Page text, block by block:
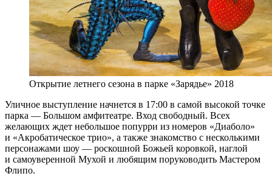
Открытие летнего сезона в парке «Зарядье» 2018
Уличное выступление начнется в 17:00 в самой высокой точке
парка — Большом амфитеатре. Вход свободный. Всех
желающих ждет небольшое попурри из номеров «Диаболо»
и «Акробатическое трио», а также знакомство с несколькими
персонажами шоу — роскошной Божьей коровкой, наглой
и самоуверенной Мухой и любящим поруководить Мастером
Флипо.